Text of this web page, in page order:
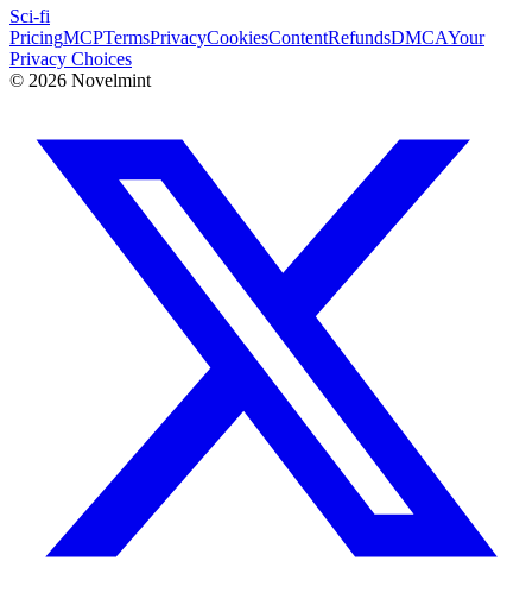
Sci-fi
PricingMCPTermsPrivacyCookiesContentRefundsDMCAYour
Privacy Choices
© 2026 Novelmint